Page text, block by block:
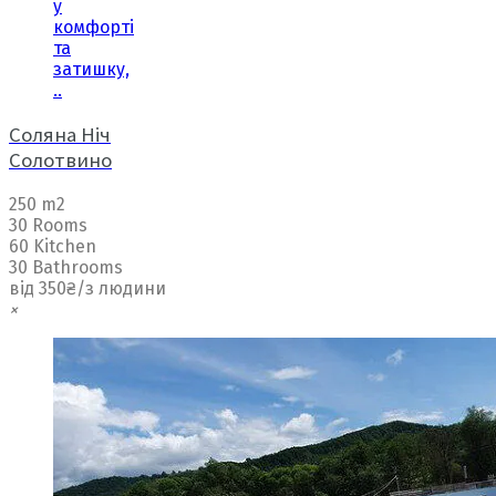
у
комфорті
та
затишку,
..
Соляна Ніч
Солотвино
250 m2
30 Rooms
60 Kitchen
30 Bathrooms
від 350₴/з людини
×